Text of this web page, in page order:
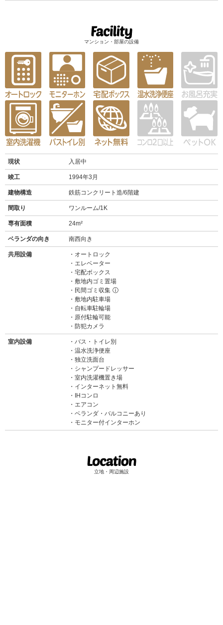
マンション・部屋の設備
現状 入居中
竣工 1994年3月
建物構造 鉄筋コンクリート造/6階建
間取り ワンルーム/1K
専有面積 24m²
ベランダの向き 南西向き
共用設備
オートロック
エレベーター
宅配ボックス
敷地内ゴミ置場
民間ゴミ収集 ⓘ
敷地内駐車場
自転車駐輪場
原付駐輪可能
防犯カメラ
室内設備
バス・トイレ別
温水洗浄便座
独立洗面台
シャンプードレッサー
室内洗濯機置き場
インターネット無料
IHコンロ
エアコン
ベランダ・バルコニーあり
モニター付インターホン
立地・周辺施設